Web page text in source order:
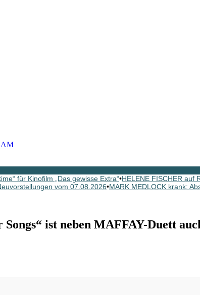
für Kinofilm „Das gewisse Extra“•HELENE FISCHER auf
vom 07.08.2026•MARK MEDLOCK krank:
ist neben MAFFAY-Duett